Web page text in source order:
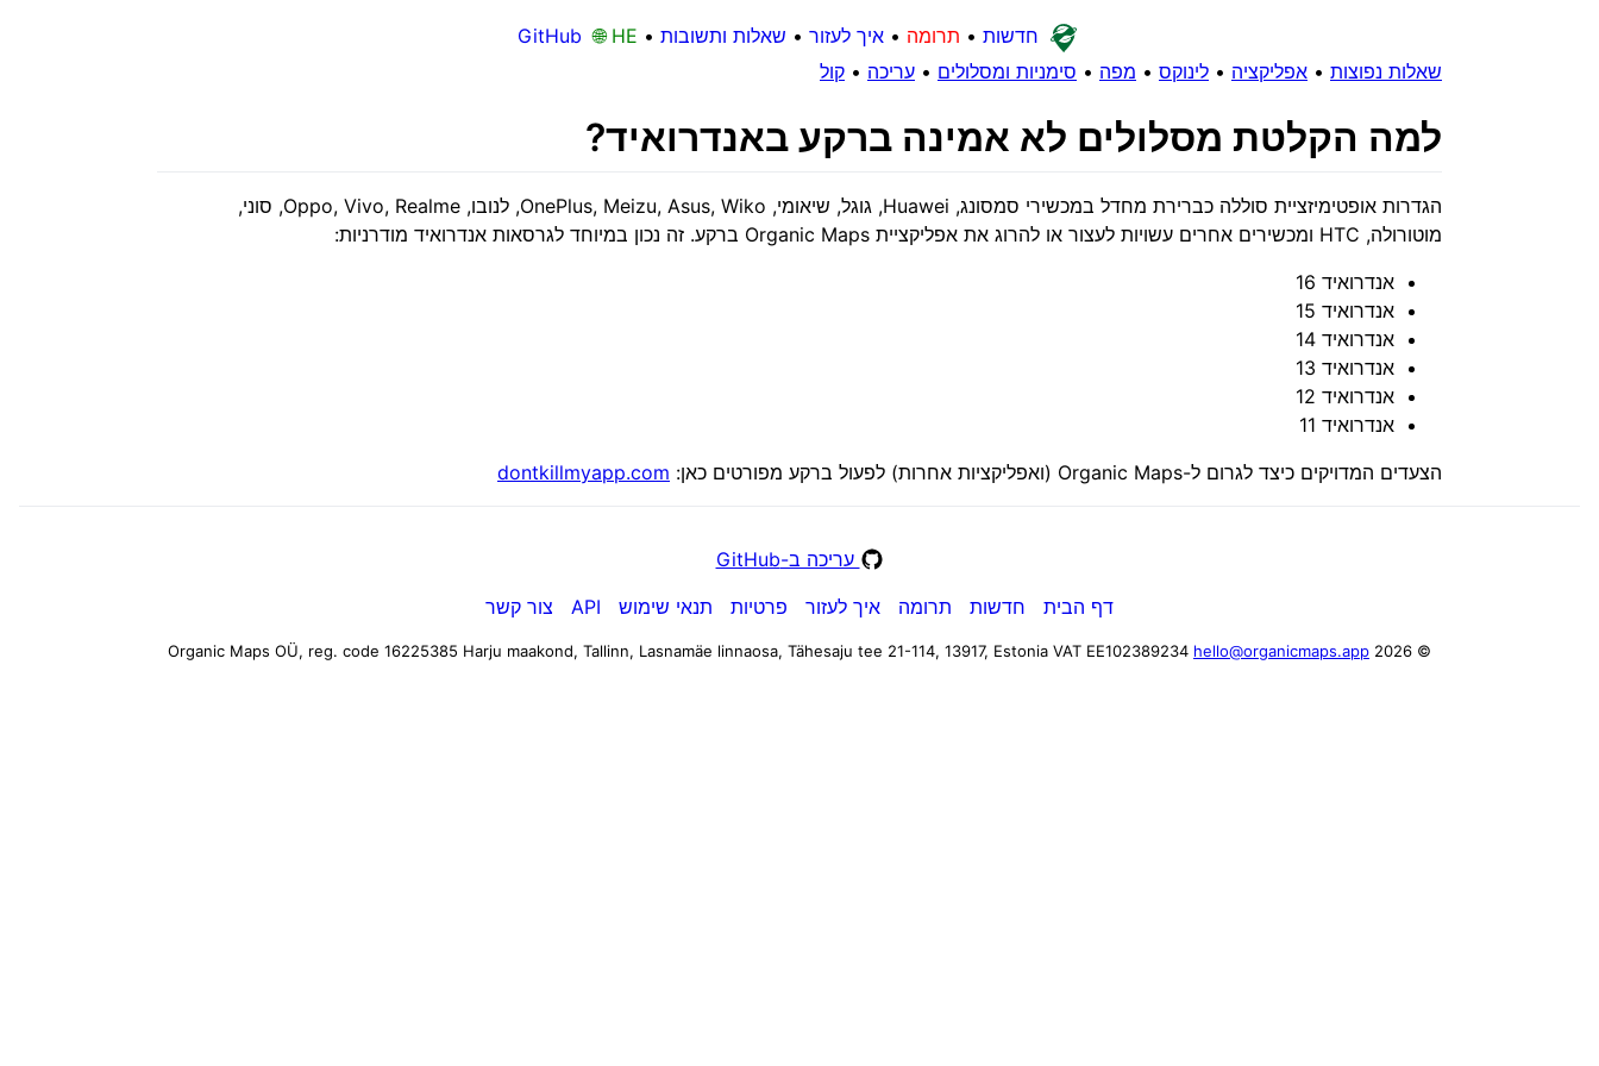
חדשות • תרומה •איך לעזור • שאלות ותשובות •
GitHub 🌐 HE
שאלות נפוצות • אפליקציה • לינוקס • מפה • סימניות ומסלולים • עריכה • קול
למה הקלטת מסלולים לא אמינה ברקע באנדרואיד?
הגדרות אופטימיזציית סוללה כברירת מחדל במכשירי סמסונג, Huawei, גוגל, שיאומי, OnePlus, Meizu, Asus, Wiko, לנובו, Oppo, Vivo, Realme, סוני,
מוטורולה, HTC ומכשירים אחרים עשויות לעצור או להרוג את אפליקציית Organic Maps ברקע. זה נכון במיוחד לגרסאות אנדרואיד מודרניות:
אנדרואיד 16
אנדרואיד 15
אנדרואיד 14
אנדרואיד 13
אנדרואיד 12
אנדרואיד 11
הצעדים המדויקים כיצד לגרום ל-Organic Maps (ואפליקציות אחרות) לפעול ברקע מפורטים כאן:
dontkillmyapp.com
עריכה ב-GitHub
דף הבית
חדשות תרומה איך לעזור פרטיות תנאי שימוש API צור קשר
© 2026 Organic Maps OÜ, reg. code 16225385
Harju maakond, Tallinn, Lasnamäe linnaosa, Tähesaju tee 21-114, 13917, Estonia VAT EE102389234 hello@organicmaps.app